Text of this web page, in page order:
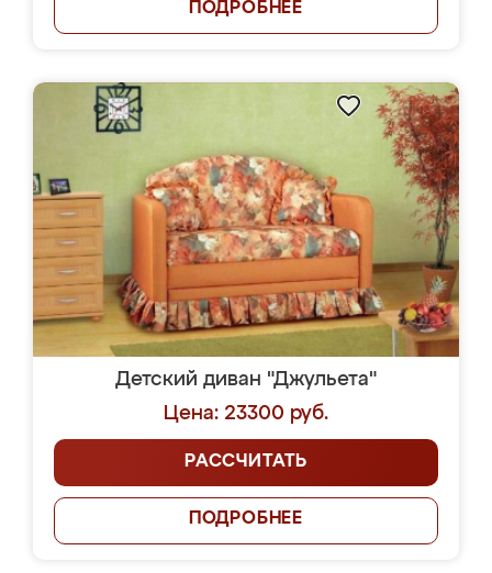
ПОДРОБНЕЕ
Детский диван "Джульета"
Цена: 23300 руб.
РАССЧИТАТЬ
ПОДРОБНЕЕ